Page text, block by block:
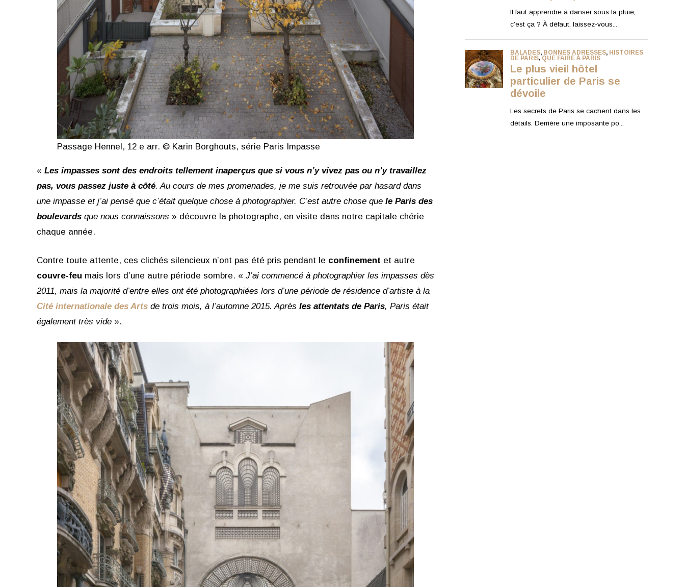
Passage Hennel, 12 e arr. © Karin Borghouts, série Paris Impasse
« Les impasses sont des endroits tellement inaperçus que si vous n’y vivez pas ou n’y travaillez
pas, vous passez juste à côté. Au cours de mes promenades, je me suis retrouvée par hasard dans
une impasse et j’ai pensé que c’était quelque chose à photographier. C’est autre chose que le Paris des
boulevards que nous connaissons » découvre la photographe, en visite dans notre capitale chérie
chaque année.
Contre toute attente, ces clichés silencieux n’ont pas été pris pendant le confinement et autre
couvre-feu mais lors d’une autre période sombre. « J’ai commencé à photographier les impasses dès
2011, mais la majorité d’entre elles ont été photographiées lors d’une période de résidence d’artiste à la
Cité internationale des Arts de trois mois, à l’automne 2015. Après les attentats de Paris, Paris était
également très vide ».